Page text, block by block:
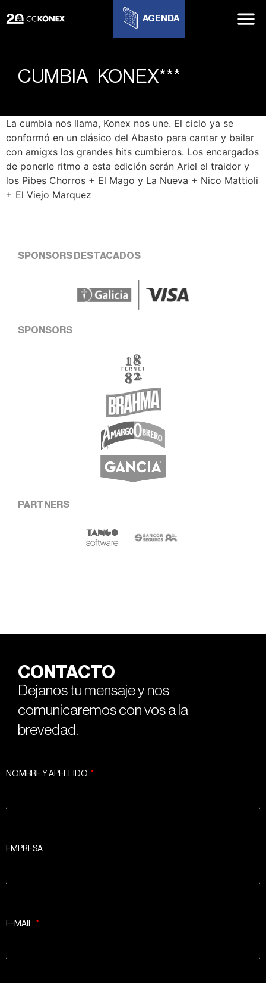
AGENDA
CUMBIA KONEX***
La cumbia nos llama, Konex nos une. El ciclo ya se
conformó en un clásico del Abasto para cantar y bailar
con amigxs los grandes hits cumbieros. Los encargados
de ponerle ritmo a esta edición serán Ariel el traidor y
los Pibes Chorros + El Mago y La Nueva + Nico Mattioli
+ El Viejo Marquez
SPONSORS DESTACADOS
SPONSORS
PARTNERS
CONTACTO
Dejanos tu mensaje y nos
comunicaremos con vos a la
brevedad.
NOMBRE Y APELLIDO
EMPRESA
E-MAIL